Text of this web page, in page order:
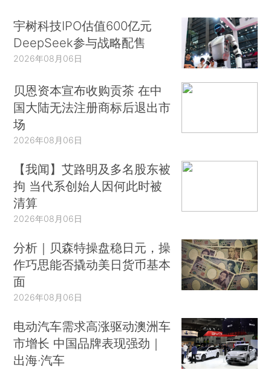
宇树科技IPO估值600亿元
DeepSeek参与战略配售
2026年08月06日
贝恩资本宣布收购贡茶 在中
国大陆无法注册商标后退出市
场
2026年08月06日
【我闻】艾路明及多名股东被
拘 当代系创始人因何此时被
清算
2026年08月06日
分析｜贝森特操盘稳日元，操
作巧思能否撬动美日货币基本
面
2026年08月06日
电动汽车需求高涨驱动澳洲车
市增长 中国品牌表现强劲｜
出海·汽车